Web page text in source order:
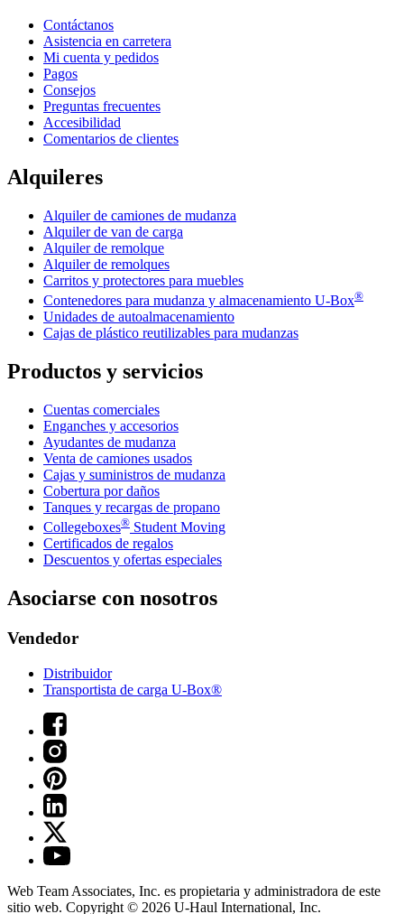
Contáctanos
Asistencia en carretera
Mi cuenta y pedidos
Pagos
Consejos
Preguntas frecuentes
Accesibilidad
Comentarios de clientes
Alquileres
Alquiler de camiones de mudanza
Alquiler de van de carga
Alquiler de remolque
Alquiler de remolques
Carritos y protectores para muebles
Contenedores para mudanza y almacenamiento U-Box®
Unidades de autoalmacenamiento
Cajas de plástico reutilizables para mudanzas
Productos y servicios
Cuentas comerciales
Enganches y accesorios
Ayudantes de mudanza
Venta de camiones usados
Cajas y suministros de mudanza
Cobertura por daños
Tanques y recargas de propano
Collegeboxes® Student Moving
Certificados de regalos
Descuentos y ofertas especiales
Asociarse con nosotros
Vendedor
Distribuidor
Transportista de carga U-Box®
Web Team Associates, Inc. es propietaria y administradora de este
sitio web. Copyright © 2026 U-Haul International, Inc.